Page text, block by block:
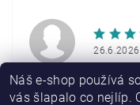
26.6.2026
+ Rychlé doručení
Náš e-shop používá
vás šlapalo co nejlíp.